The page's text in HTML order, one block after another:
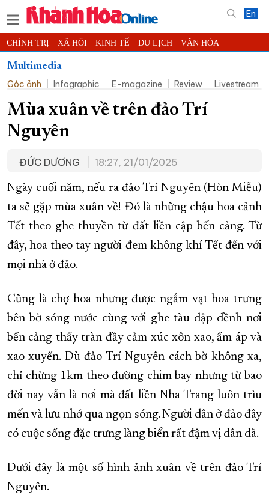
En
CHÍNH TRỊ XÃ HỘI KINH TẾ DU LỊCH VĂN HÓA
THỂ THAO ĐỜI SỐNG
KHOA HỌC - CÔNG NGHỆ PHÁP LUẬT BẠN ĐỌC PHÓNG SỰ
THẾ GIỚI MULTIMEDIA VIDEO ĐỌC BÁO ONLINE
PODCAST THÔNG TIN - QUẢNG CÁO
TRƯỜNG SA BIỂN ĐẢO QUÊ HƯƠNG
CHUNG TAY CẢI CÁCH HÀNH CHÍNH
XÂY DỰNG NÔNG THÔN MỚI LỊCH CẮT ĐIỆN
TÀU - XE - MÁY BAY
KỶ NIỆM 370 NĂM XÂY DỰNG VÀ PHÁT TRIỂN TỈNH KHÁNH HÒA
KHOẢNH KHẮC ĐẸP XỨ TRẦM
Multimedia
Góc ảnh
Infographic E-magazine Review Livestream
Mùa xuân về trên đảo Trí
Nguyên
ĐỨC DƯƠNG 18:27, 21/01/2025
Ngày cuối năm, nếu ra đảo Trí Nguyên (Hòn Miễu)
ta sẽ gặp mùa xuân về! Đó là những chậu hoa cảnh
Tết theo ghe thuyền từ đất liền cập bến cảng. Từ
đây, hoa theo tay người đem không khí Tết đến với
mọi nhà ở đảo.
Cũng là chợ hoa nhưng được ngắm vạt hoa trưng
bên bờ sóng nước cùng với ghe tàu dập dềnh nơi
bến cảng thấy tràn đầy cảm xúc xôn xao, ấm áp và
xao xuyến. Dù đảo Trí Nguyên cách bờ không xa,
chỉ chừng 1km theo đường chim bay nhưng từ bao
đời nay vẫn là nơi mà đất liền Nha Trang luôn trìu
mến và lưu nhớ qua ngọn sóng. Người dân ở đảo đây
có cuộc sống đặc trưng làng biển rất đậm vị dân dã.
Dưới đây là một số hình ảnh xuân về trên đảo Trí
Nguyên.